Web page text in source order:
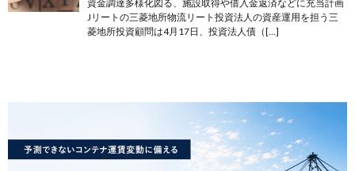
資金調達多様化図る、施設取得や借入金返済などに充当計画
Jリートの三菱地所物流リート投資法人の資産運用を担う三
菱地所投資顧問は4月17日、投資法人債（[…]